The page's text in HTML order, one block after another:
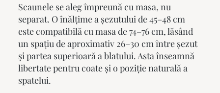
Scaunele se aleg împreună cu masa, nu
separat. O înălțime a șezutului de 45–48 cm
este compatibilă cu masa de 74–76 cm, lăsând
un spațiu de aproximativ 26–30 cm între șezut
și partea superioară a blatului. Asta înseamnă
libertate pentru coate și o poziție naturală a
spatelui.